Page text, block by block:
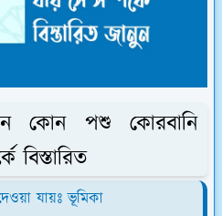
কোন পশু কোরবানি
বিস্তারিত
যায়ঃ ভূমিকা